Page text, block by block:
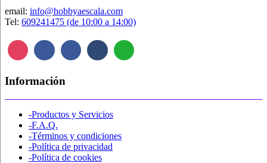
email: info@hobbyaescala.com
Tel: 609241475 (de 10:00 a 14:00)
Información
-Productos y Servicios
-F.A.Q.
-Términos y condiciones
-Política de privacidad
-Política de cookies